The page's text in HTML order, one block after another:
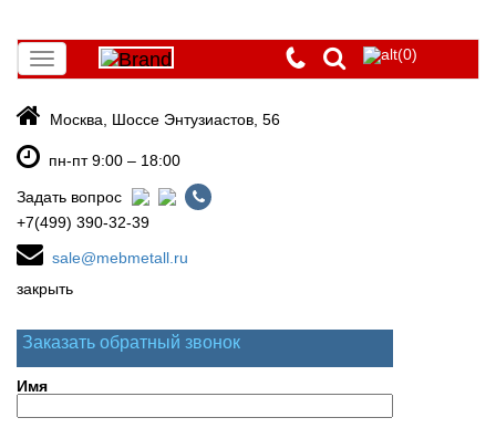
Toggle
navigation
(0)
Москва, Шоссе Энтузиастов, 56
пн-пт 9:00 – 18:00
Задать вопрос
+7(499) 390-32-39
sale@mebmetall.ru
закрыть
Заказать обратный звонок
Имя